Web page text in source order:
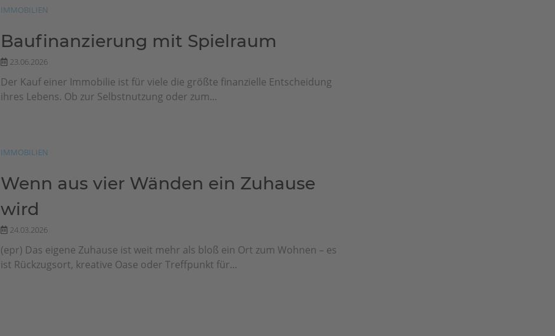
IMMOBILIEN
Baufinanzierung mit Spielraum
23.06.2026
Der Kauf einer Immobilie ist für viele die größte finanzielle Entscheidung
ihres Lebens. Ob zur Selbstnutzung oder zum...
IMMOBILIEN
Wenn aus vier Wänden ein Zuhause
wird
24.03.2026
(epr) Das eigene Zuhause ist weit mehr als bloß ein Ort zum Wohnen – es
ist Rückzugsort, kreative Oase oder Treffpunkt für...